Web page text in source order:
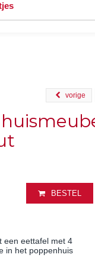
vorige
BESTEL
een eettafel met 4
in het poppenhuis